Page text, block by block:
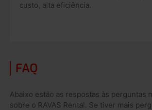
custo, alta eficiência.
FAQ
Abaixo estão as respostas às perguntas
sobre o RAVAS Rental. Se tiver mais